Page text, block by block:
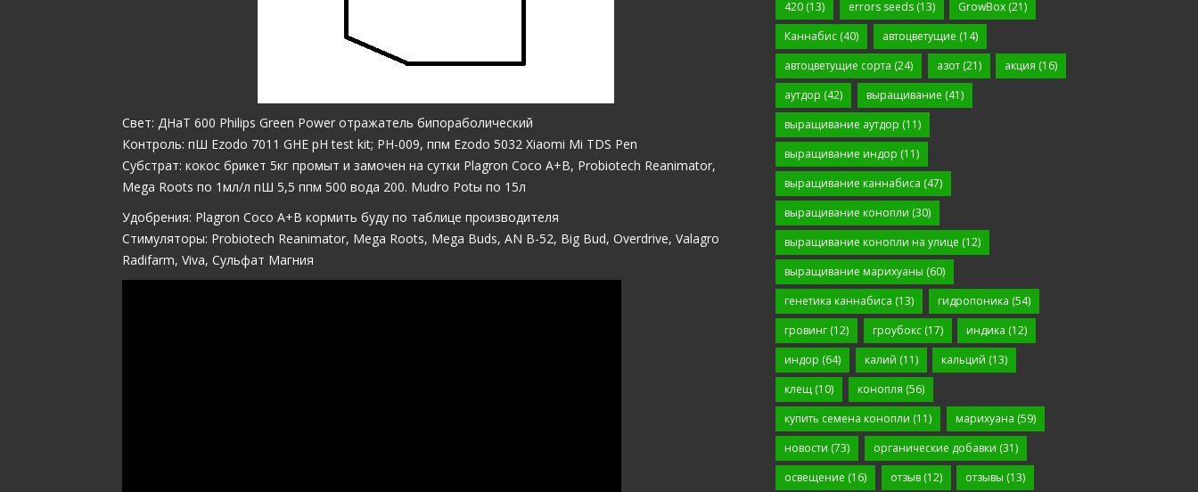
Свет: ДНаТ 600 Philips Green Power отражатель бипораболический
Контроль: пШ Ezodo 7011 GHE pH test kit; PH-009, ппм Ezodo 5032 Xiaomi Mi TDS Pen
Субстрат: кокос брикет 5кг промыт и замочен на сутки Plagron Coco A+B, Probiotech Reanimator,
Mega Roots по 1мл/л пШ 5,5 ппм 500 вода 200. Mudro Potы по 15л
Удобрения: Plagron Coco A+B кормить буду по таблице производителя
Стимуляторы: Probiotech Reanimator, Mega Roots, Mega Buds, AN B-52, Big Bud, Overdrive, Valagro
Radifarm, Viva, Сульфат Магния
420 (13) errors seeds(13) GrowBox (21)
Каннабис (40) автоцветущие (14)
автоцветущие сорта (24) азот(21) акция (16)
аутдор (42) выращивание (41)
выращивание аутдор (11)
выращивание индор (11)
выращивание каннабиса (47)
выращивание конопли (30)
выращивание конопли на улице (12)
выращивание марихуаны (60)
генетика каннабиса (13) гидропоника (54)
гровинг (12) гроубокс(17) индика (12)
индор (64) калий (11) кальций (13)
клещ (10) конопля (56)
купить семена конопли (11) марихуана (59)
новости (73) органические добавки (31)
освещение (16) отзыв(12) отзывы (13)